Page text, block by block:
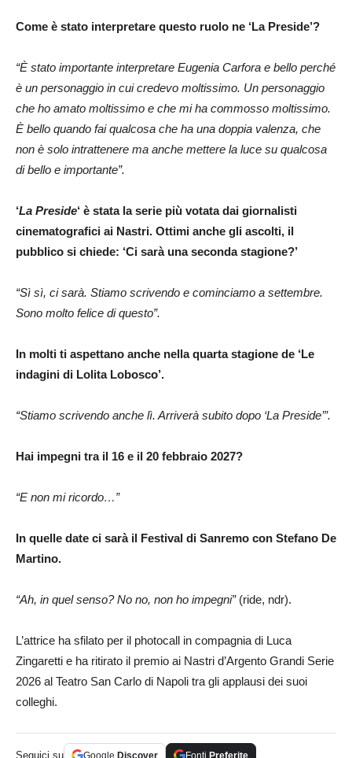
Come è stato interpretare questo ruolo ne ‘La Preside’?
“È stato importante interpretare Eugenia Carfora e bello perché
è un personaggio in cui credevo moltissimo. Un personaggio
che ho amato moltissimo e che mi ha commosso moltissimo.
È bello quando fai qualcosa che ha una doppia valenza, che
non è solo intrattenere ma anche mettere la luce su qualcosa
di bello e importante”.
‘La Preside‘ è stata la serie più votata dai giornalisti
cinematografici ai Nastri. Ottimi anche gli ascolti, il
pubblico si chiede: ‘Ci sarà una seconda stagione?’
“Sì sì, ci sarà. Stiamo scrivendo e cominciamo a settembre.
Sono molto felice di questo”.
In molti ti aspettano anche nella quarta stagione de ‘Le
indagini di Lolita Lobosco’.
“Stiamo scrivendo anche lì. Arriverà subito dopo ‘La Preside’”.
Hai impegni tra il 16 e il 20 febbraio 2027?
“E non mi ricordo…”
In quelle date ci sarà il Festival di Sanremo con Stefano De
Martino.
“Ah, in quel senso? No no, non ho impegni”(ride, ndr).
L’attrice ha sfilato per il photocall in compagnia di Luca
Zingaretti e ha ritirato il premio ai Nastri d’Argento Grandi Serie
2026 al Teatro San Carlo di Napoli tra gli applausi dei suoi
colleghi.
Seguici su Google Discover Fonti Preferite